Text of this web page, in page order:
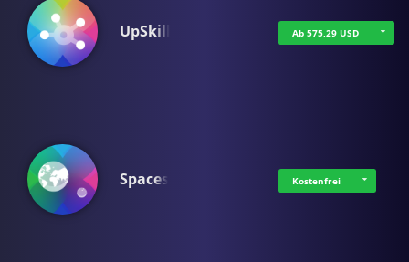
UpSkill Ab 575,29 USD
Spaces Kostenfrei